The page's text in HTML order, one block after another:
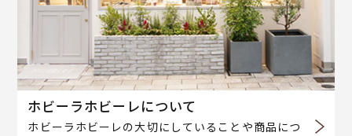
ホビーラホビーレについて
ホビーラホビーレの大切にしていることや商品につ